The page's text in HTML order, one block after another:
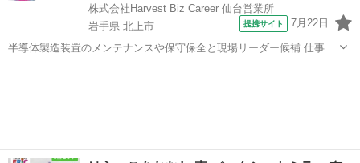
株式会社Harvest Biz Career 仙台営業所
岩手県 北上市
提携サイト 7月22日
半導体製造装置のメンテナンスや保守保全と現場リーダー候補 仕事内